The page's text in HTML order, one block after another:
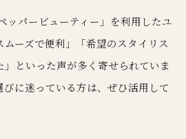
ッパービューティー」を利用したユ
ーズで便利」「希望のスタイリス
」といった声が多く寄せられていま
に迷っている方は、ぜひ活用して